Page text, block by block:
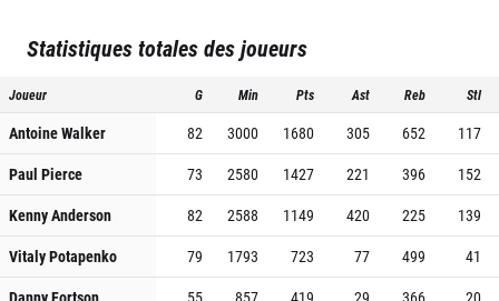
Statistiques totales des joueurs
Joueur G Min Pts Ast Reb Stl
Antoine Walker 82 3000 1680 305 652
117
Paul Pierce
73 2580 1427 221 396
152
Kenny Anderson
82 2588 1149 420 225
139
Vitaly Potapenko
79 1793 723 77 499
41